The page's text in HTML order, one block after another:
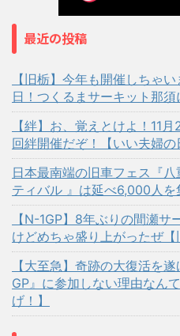
最近の投稿
【旧栃】今年も開催しちゃ
日！つくるまサーキット那須
【絆】お、覚えとけよ！11
回絆開催だぞ！【いい夫婦の
日本最南端の旧車フェス『
ティバル 』は延べ6,000人を
【N-1GP】8年ぶりの間瀬
けどめちゃ盛り上がったぜ【
【大至急】奇跡の大復活を
GP』に参加しない理由なん
げ！】